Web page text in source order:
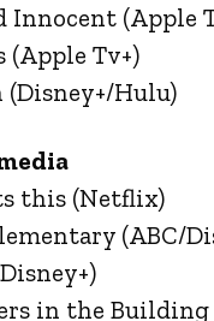
Innocent (Apple
(Apple Tv+)
(Disney+/Hulu)
this (Netflix)
(ABC/
in the